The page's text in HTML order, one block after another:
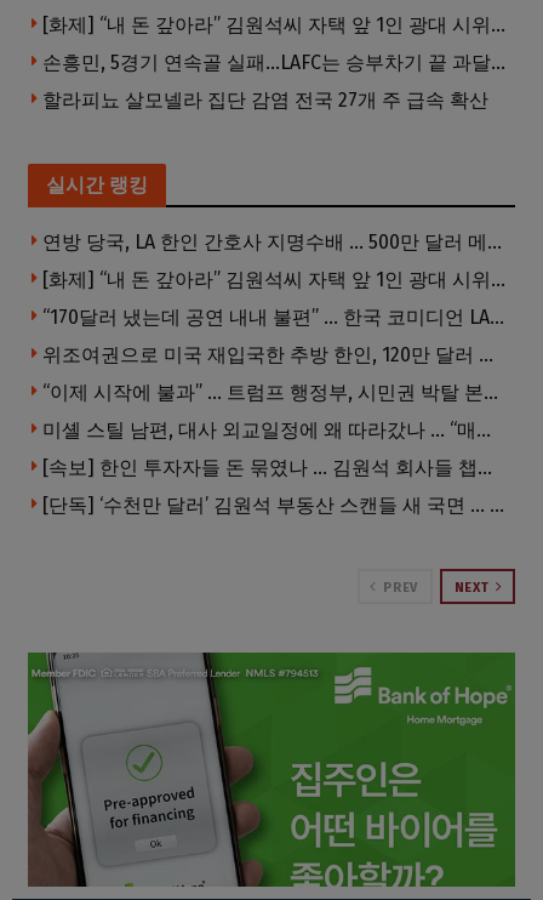
[화제] “내 돈 갚아라” 김원석씨 자택 앞 1인 광대 시위 … 한인 투자사, “108만 달러 못받아”
손흥민, 5경기 연속골 실패…LAFC는 승부차기 끝 과달라하라 격파
할라피뇨 살모넬라 집단 감염 전국 27개 주 급속 확산
실시간 랭킹
연방 당국, LA 한인 간호사 지명수배 … 500만 달러 메디캐어 사기, 선고 직전 한국 도주
[화제] “내 돈 갚아라” 김원석씨 자택 앞 1인 광대 시위 … 한인 투자사, “108만 달러 못받아”
“170달러 냈는데 공연 내내 불편” … 한국 코미디언 LA공연, 음향 불량에 외모 비하 개그 논란
위조여권으로 미국 재입국한 추방 한인, 120만 달러 은행 사기 행각
“이제 시작에 불과” … 트럼프 행정부, 시민권 박탈 본격화
미셸 스틸 남편, 대사 외교일정에 왜 따라갔나 … “매우 이례적”
[속보] 한인 투자자들 돈 묶였나 … 김원석 회사들 챕터7 강제파산·자진파산 잇따라 신청
[단독] ‘수천만 달러’ 김원석 부동산 스캔들 새 국면 … 한인 투자자들 소송 잇따라 ‘디폴트’ 절차
PREV NEXT